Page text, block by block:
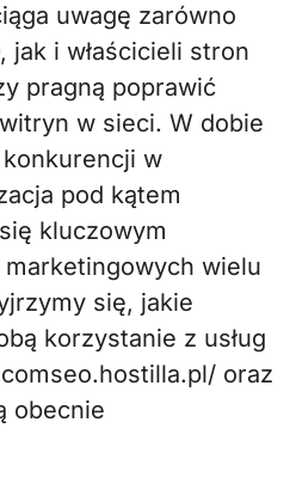
uwagę zarówno
jak i właścicieli stron
pragną poprawić
w sieci. W dobie
w
pod kątem
kluczowym
wielu
się, jakie
korzystanie z usług
oraz
obecnie